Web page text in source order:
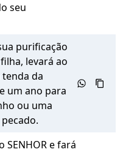
seu
purificação
levará ao
da
um ano para
ou uma
SENHOR e fará